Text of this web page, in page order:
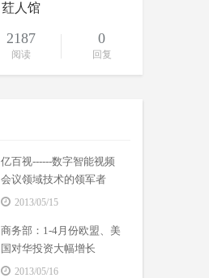
荭人馆
2187
阅读
0
回复
亿百视------数字智能视频
会议领域技术的领军者
2013/05/15
商务部：1-4月份欧盟、美
国对华投资大幅增长
2013/05/16